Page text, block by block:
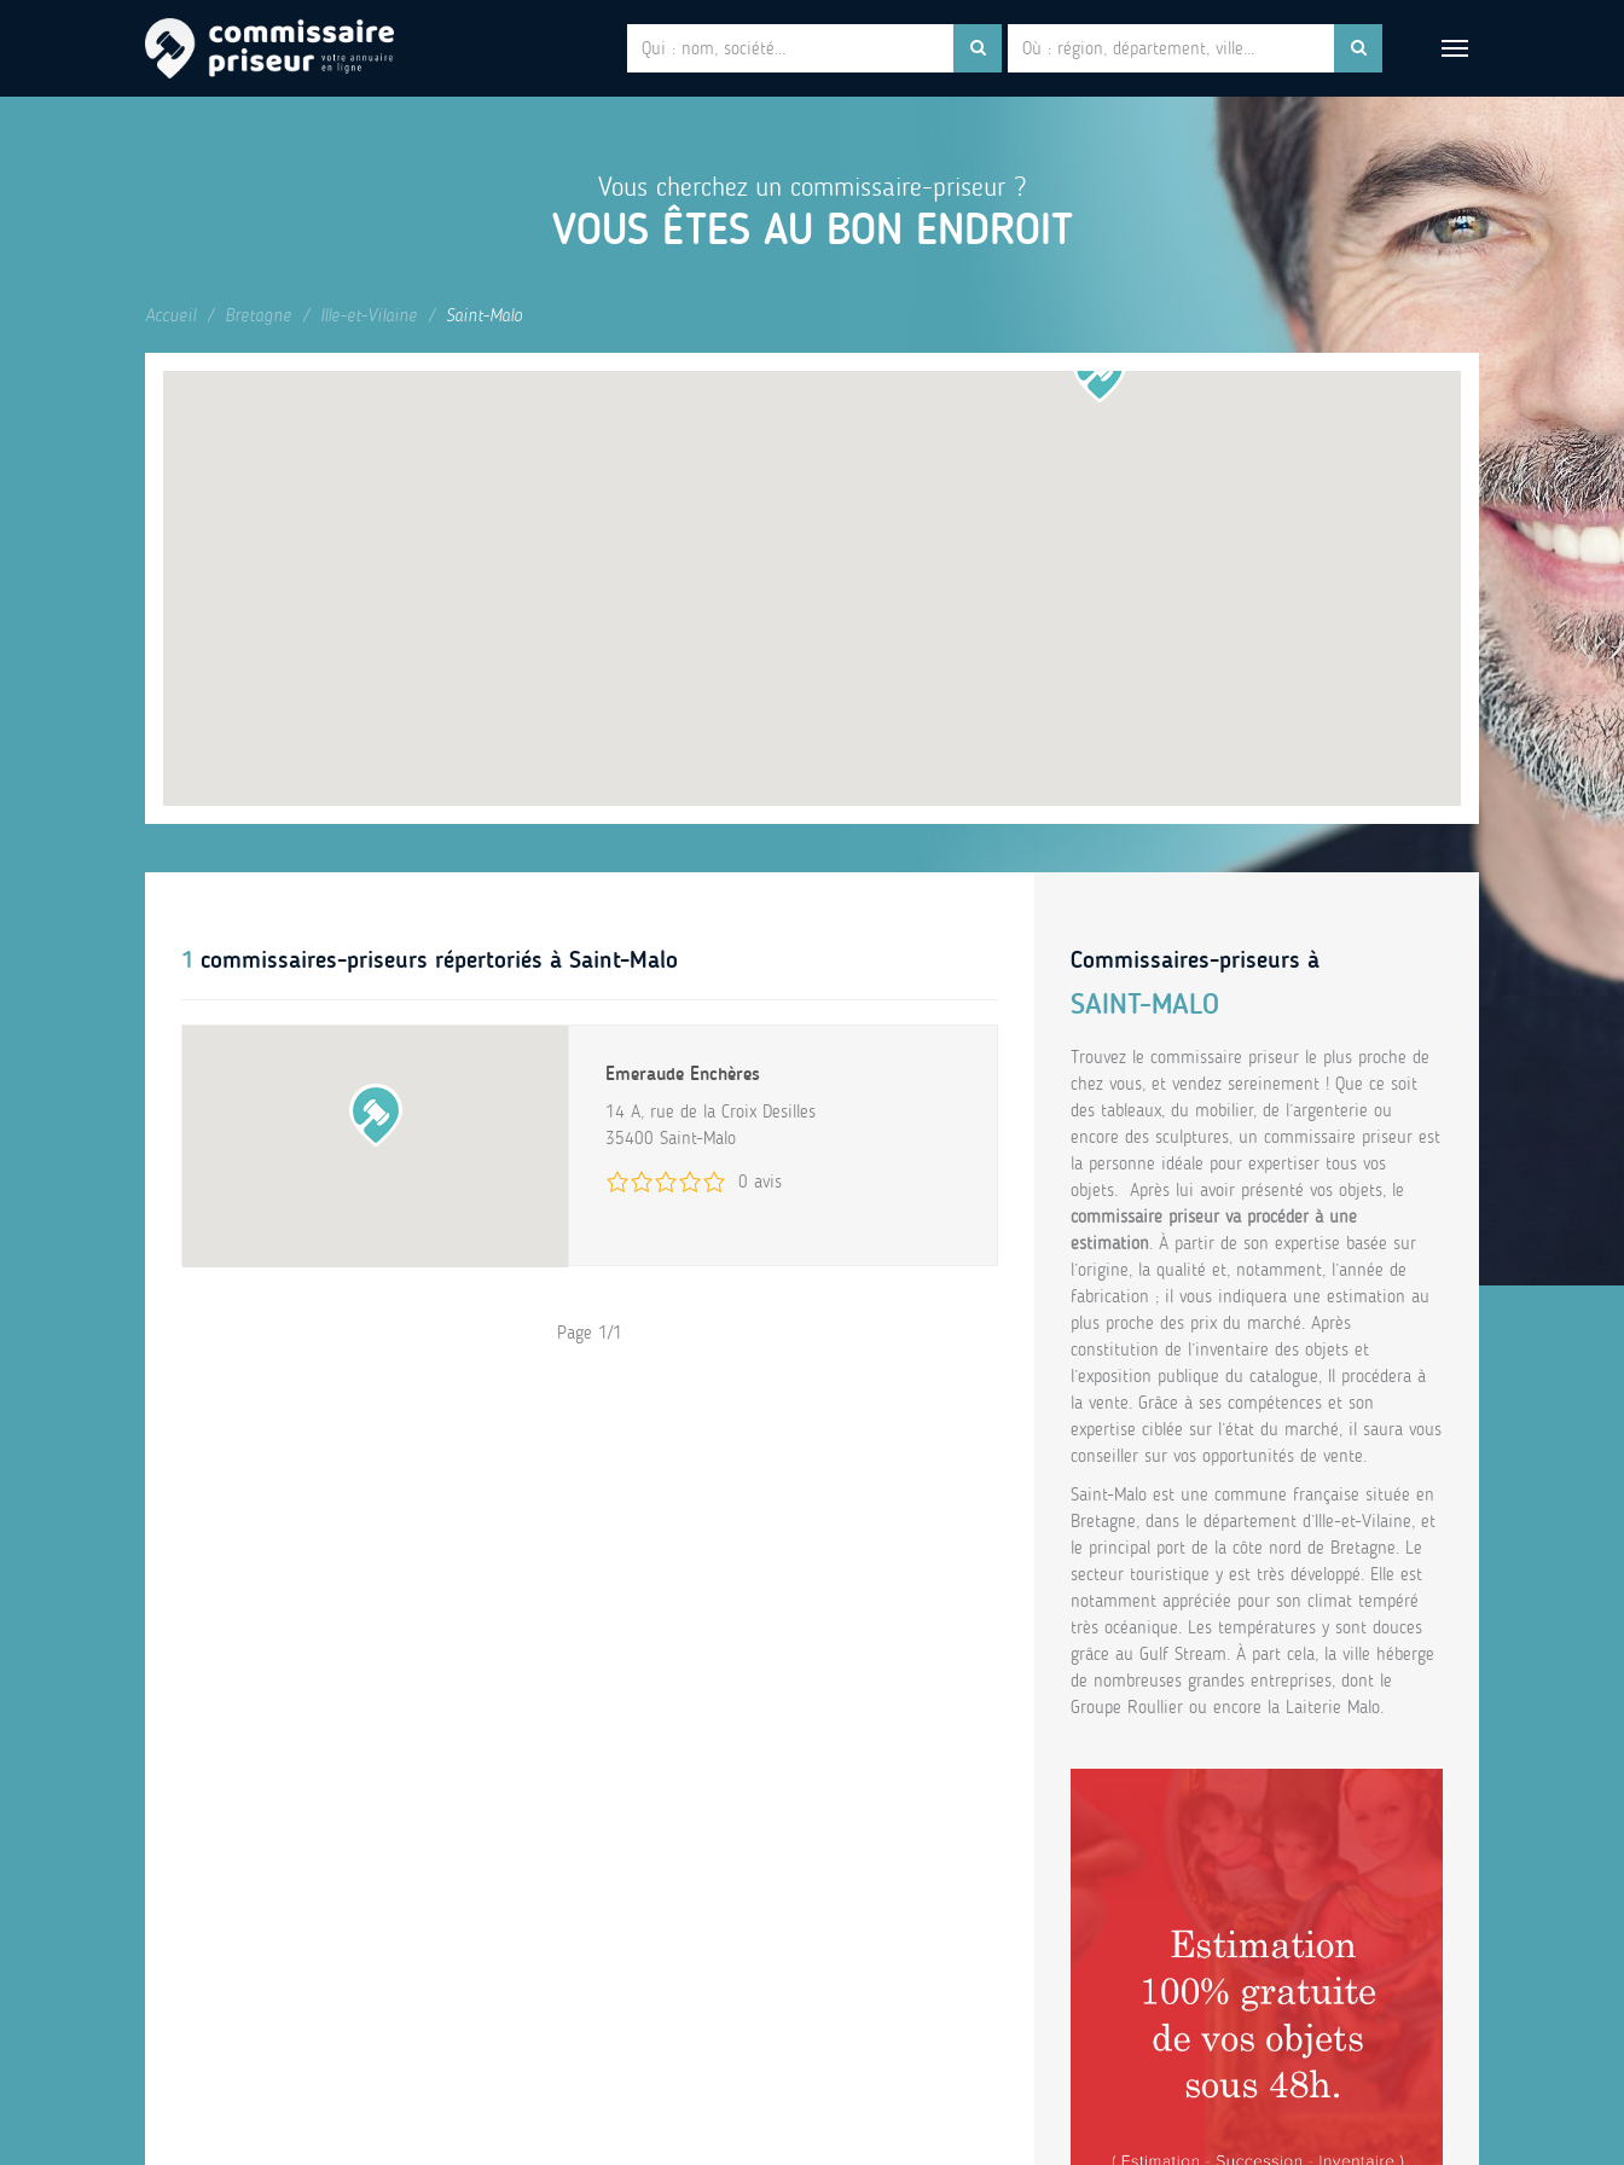
Vous cherchez un commissaire-priseur ?
VOUS ÊTES AU BON ENDROIT
Accueil Bretagne Ille-et-Vilaine Saint-Malo
1 commissaires-priseurs répertoriés à Saint-Malo
Emeraude Enchères
14 A, rue de la Croix Desilles
35400 Saint-Malo
0 avis
Page 1/1
Commissaires-priseurs à
SAINT-MALO
Trouvez le commissaire priseur le plus proche de
chez vous, et vendez sereinement ! Que ce soit
des tableaux, du mobilier, de l’argenterie ou
encore des sculptures, un commissaire priseur est
la personne idéale pour expertiser tous vos
objets. Après lui avoir présenté vos objets, le
commissaire priseur va procéder à une
estimation. À partir de son expertise basée sur
l’origine, la qualité et, notamment, l’année de
fabrication ; il vous indiquera une estimation au
plus proche des prix du marché. Après
constitution de l’inventaire des objets et
l’exposition publique du catalogue, Il procédera à
la vente. Grâce à ses compétences et son
expertise ciblée sur l’état du marché, il saura vous
conseiller sur vos opportunités de vente.
Saint-Malo est une commune française située en
Bretagne, dans le département d’Ille-et-Vilaine, et
le principal port de la côte nord de Bretagne. Le
secteur touristique y est très développé. Elle est
notamment appréciée pour son climat tempéré
très océanique. Les températures y sont douces
grâce au Gulf Stream. À part cela, la ville héberge
de nombreuses grandes entreprises, dont le
Groupe Roullier ou encore la Laiterie Malo.